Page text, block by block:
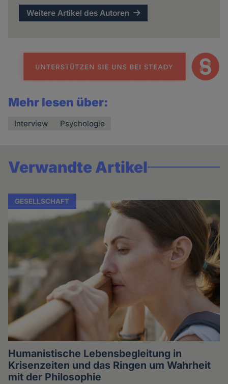
Weitere Artikel des Autoren
Mehr lesen über:
Interview Psychologie
Verwandte Artikel
GESELLSCHAFT
Humanistische Lebensbegleitung in
Krisenzeiten und das Ringen um Wahrheit
mit der Philosophie